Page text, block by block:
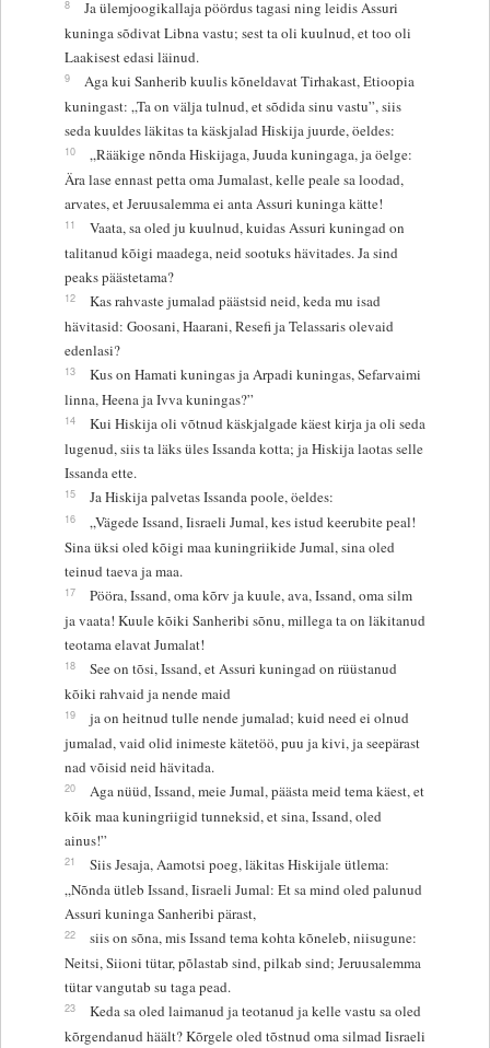
8
Ja ülemjoogikallaja pöördus tagasi ning leidis Assuri
kuninga sõdivat Libna vastu; sest ta oli kuulnud, et too oli
Laakisest edasi läinud.
9
Aga kui Sanherib kuulis kõneldavat Tirhakast, Etioopia
kuningast: „Ta on välja tulnud, et sõdida sinu vastu”, siis
seda kuuldes läkitas ta käskjalad Hiskija juurde, öeldes:
10
„Rääkige nõnda Hiskijaga, Juuda kuningaga, ja öelge:
Ära lase ennast petta oma Jumalast, kelle peale sa loodad,
arvates, et Jeruusalemma ei anta Assuri kuninga kätte!
11
Vaata, sa oled ju kuulnud, kuidas Assuri kuningad on
talitanud kõigi maadega, neid sootuks hävitades. Ja sind
peaks päästetama?
12
Kas rahvaste jumalad päästsid neid, keda mu isad
hävitasid: Goosani, Haarani, Resefi ja Telassaris olevaid
edenlasi?
13
Kus on Hamati kuningas ja Arpadi kuningas, Sefarvaimi
linna, Heena ja Ivva kuningas?”
14
Kui Hiskija oli võtnud käskjalgade käest kirja ja oli seda
lugenud, siis ta läks üles Issanda kotta; ja Hiskija laotas selle
Issanda ette.
15 Ja Hiskija palvetas Issanda poole, öeldes:
16
„Vägede Issand, Iisraeli Jumal, kes istud keerubite peal!
Sina üksi oled kõigi maa kuningriikide Jumal, sina oled
teinud taeva ja maa.
17
Pööra, Issand, oma kõrv ja kuule, ava, Issand, oma silm
ja vaata! Kuule kõiki Sanheribi sõnu, millega ta on läkitanud
teotama elavat Jumalat!
18
See on tõsi, Issand, et Assuri kuningad on rüüstanud
kõiki rahvaid ja nende maid
19
ja on heitnud tulle nende jumalad; kuid need ei olnud
jumalad, vaid olid inimeste kätetöö, puu ja kivi, ja seepärast
nad võisid neid hävitada.
20
Aga nüüd, Issand, meie Jumal, päästa meid tema käest, et
kõik maa kuningriigid tunneksid, et sina, Issand, oled
ainus!”
21
Siis Jesaja, Aamotsi poeg, läkitas Hiskijale ütlema:
„Nõnda ütleb Issand, Iisraeli Jumal: Et sa mind oled palunud
Assuri kuninga Sanheribi pärast,
22
siis on sõna, mis Issand tema kohta kõneleb, niisugune:
Neitsi, Siioni tütar, põlastab sind, pilkab sind; Jeruusalemma
tütar vangutab su taga pead.
23
Keda sa oled laimanud ja teotanud ja kelle vastu sa oled
kõrgendanud häält? Kõrgele oled tõstnud oma silmad Iisraeli